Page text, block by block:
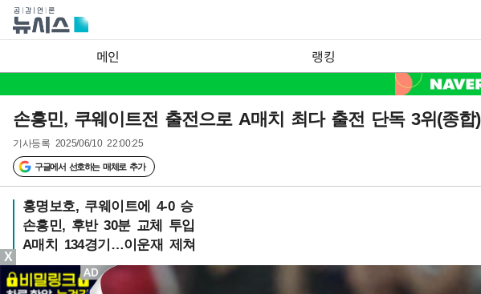
메인 랭킹
손흥민, 쿠웨이트전 출전으로 A매치 최다 출전 단독 3위(종합)
기사등록 2025/06/10 22:00:25
구글에서 선호하는 매체로 추가
홍명보호, 쿠웨이트에 4-0 승
손흥민, 후반 30분 교체 투입
A매치 134경기…이운재 제쳐
X